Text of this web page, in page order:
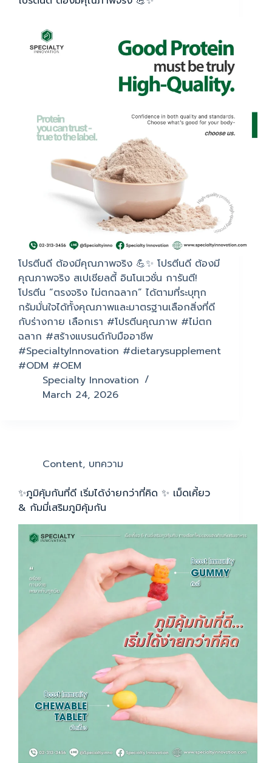
โปรตีนดี ต้องมีคุณภาพจริง 💪✨ โปรตีนดี ต้องมี
คุณภาพจริง สเปเชียลตี้ อินโนเวชั่น การันตี!
โปรตีน “ตรงจริง ไม่ตกฉลาก” ได้ตามที่ระบุทุก
กรัมมั่นใจได้ทั้งคุณภาพและมาตรฐานเลือกสิ่งที่ดี
กับร่างกาย เลือกเรา #โปรตีนคุณภาพ #ไม่ตก
ฉลาก #สร้างแบรนด์กับมืออาชีพ
#SpecialtyInnovation #dietarysupplement
#ODM #OEM
Specialty Innovation
March 24, 2026
Content, บทความ
✨ภูมิคุ้มกันที่ดี เริ่มได้ง่ายกว่าที่คิด ✨ เม็ดเคี้ยว
& กัมมี่เสริมภูมิคุ้มกัน